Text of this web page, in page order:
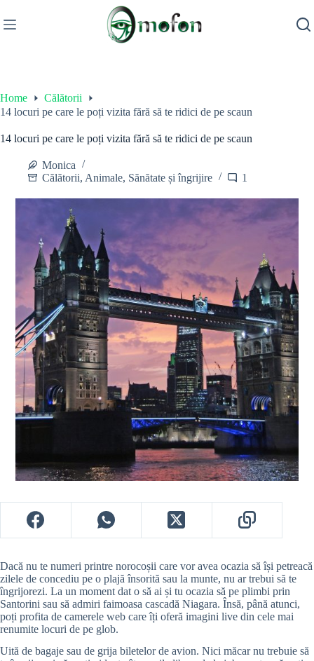
to
content
Home
Călătorii
14 locuri pe care le poți vizita fără să te ridici de pe scaun
14 locuri pe care le poți vizita fără să te ridici de pe scaun
Monica
Călătorii, Animale, Sănătate și îngrijire 1
Dacă nu te numeri printre norocoșii care vor avea ocazia să își petreacă
zilele de concediu pe o plajă însorită sau la munte, nu ar trebui să te
îngrijorezi. La un moment dat o să ai și tu ocazia să pe plimbi prin
Santorini sau să admiri faimoasa cascadă Niagara. Însă, până atunci,
poți profita de camerele web care îți oferă imagini live din cele mai
renumite locuri de pe glob.
Uită de bagaje sau de grija biletelor de avion. Nici măcar nu trebuie să